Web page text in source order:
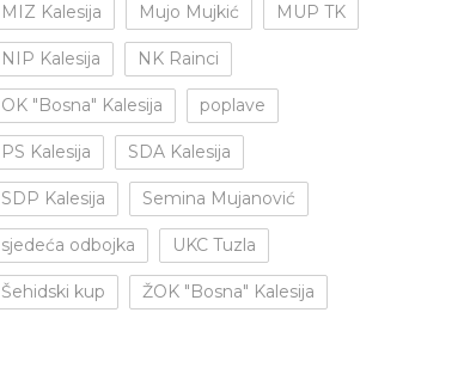
MIZ Kalesija Mujo Mujkić MUP TK
NIP Kalesija NK Rainci
OK "Bosna" Kalesija poplave
PS Kalesija SDA Kalesija
SDP Kalesija Semina Mujanović
sjedeća odbojka UKC Tuzla
Šehidski kup ŽOK "Bosna" Kalesija